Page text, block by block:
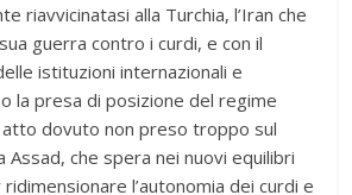
riavvicinatasi alla Turchia, l’Iran che
guerra contro i curdi, e con il
istituzioni internazionali e
la presa di posizione del regime
dovuto non preso troppo sul
Assad, che spera nei nuovi equilibri
l’autonomia dei curdi e